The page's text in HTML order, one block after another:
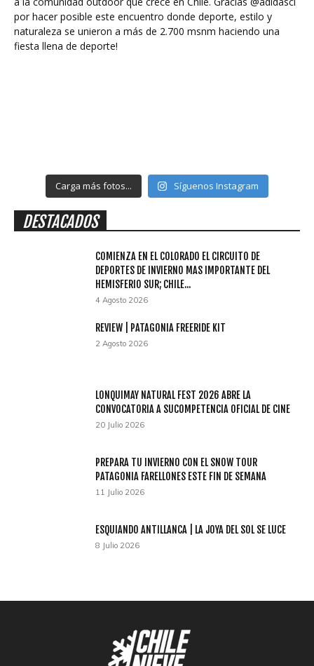
Carga más fotos... Síguenos Instagram
DESTACADOS
COMIENZA EN EL COLORADO EL CIRCUITO DE
DEPORTES DE INVIERNO MAS IMPORTANTE DEL
HEMISFERIO SUR; CHILE...
4 Agosto 2026
REVIEW | PATAGONIA FREERIDE KIT
2 Agosto 2026
LONQUIMAY NATURAL FEST 2026 ABRE LA
CONVOCATORIA A SUCOMPETENCIA OFICIAL DE CINE
20 Julio 2026
PREPARA TU INVIERNO CON EL SNOW TOUR
PATAGONIA FARELLONES ESTE FIN DE SEMANA
11 Julio 2026
ESQUIANDO ANTILLANCA | LA JOYA DEL SOL SE LUCE
8 Julio 2026